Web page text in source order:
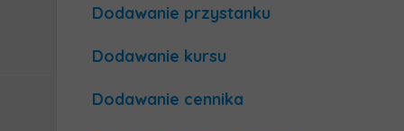
Dodawanie przystanku
Dodawanie kursu
Dodawanie cennika